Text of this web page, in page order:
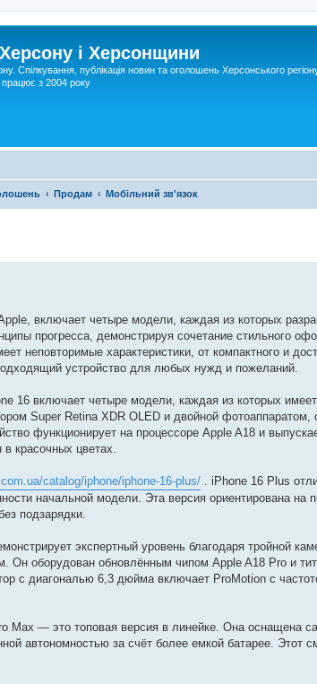
і Херсонщини
Спілкування, публікація новин та оголошень Херсонського
з 2004 року
Продам Мобільний зв'язок
включает четыре модели, каждая из которых
прогресса, демонстрируя сочетание стильного
неповторимые характеристики, от компактного и
устройство для любых нужд и пожеланий.
16 включает четыре модели, каждая из которых
Super Retina XDR OLED и двойной
функционирует на процессоре Apple A18 и
красочных цветах.
catalog/iphone/iphone-16-plus/ . iPhone 16 Plus
начальной модели. Эта версия ориентирована на
подзарядки.
экспертный уровень благодаря тройной
Он оборудован обновлённым чипом Apple A18 Pro и
с диагональю 6,3 дюйма включает ProMotion с
Max — это топовая версия в линейке. Она
автономностью за счёт более емкой батарее. Этот